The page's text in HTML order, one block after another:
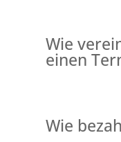
Wie
einen
Wie